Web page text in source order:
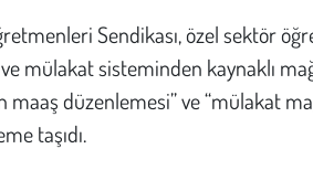
Sendikası, özel sektör
mülakat sisteminden kaynaklı
maaş düzenlemesi” ve “mülakat
taşıdı.